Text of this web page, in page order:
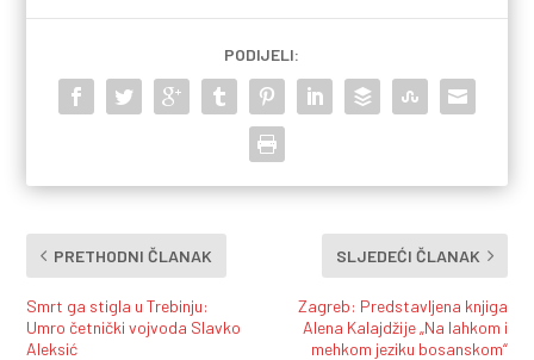
PODIJELI:
PRETHODNI ČLANAK
Smrt ga stigla u Trebinju:
Umro četnički vojvoda Slavko
Aleksić
SLJEDEĆI ČLANAK
Zagreb: Predstavljena knjiga
Alena Kalajdžije „Na lahkom i
mehkom jeziku bosanskom“